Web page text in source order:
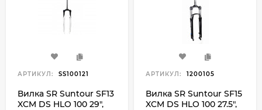
АРТИКУЛ: SS100121
Вилка SR Suntour SF13
XCM DS HLO 100 29",
АРТИКУЛ: 1200105
Вилка SR Suntour SF15
XCM DS HLO 100 27.5",